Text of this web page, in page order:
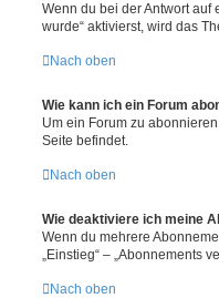
Wenn du bei der Antwort auf
wurde“ aktivierst, wird das
Nach oben
Wie kann ich ein Forum
Um ein Forum zu
Seite befindet.
Nach oben
Wie deaktiviere ich meine
Wenn du mehrere
„Einstieg“ – „Abonnements
Nach oben